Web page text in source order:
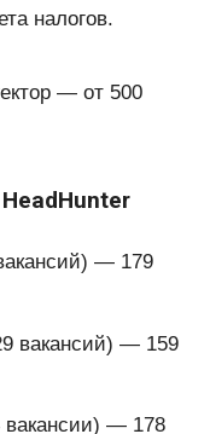
налогов.
— от 500
— 179
вакансий) — 159
вакансии) — 178